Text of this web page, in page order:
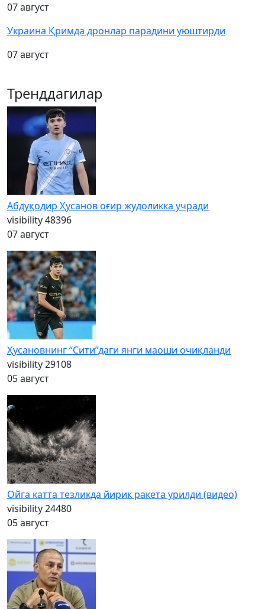
07 август
Украина Қримда дронлар парадини уюштирди
07 август
Тренддагилар
Абдуқодир Ҳусанов оғир жудоликка учради
visibility48396
07 август
Ҳусановнинг “Сити”даги янги маоши очиқланди
visibility29108
05 август
Ойга катта тезликда йирик ракета урилди (видео)
visibility24480
05 август